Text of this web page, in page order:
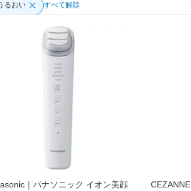
るおい すべて解除
｜パナソニック イオン美顔